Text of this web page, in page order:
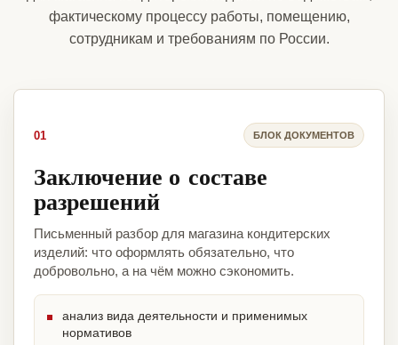
фактическому процессу работы, помещению,
сотрудникам и требованиям по России.
01 БЛОК ДОКУМЕНТОВ
Заключение о составе
разрешений
Письменный разбор для магазина кондитерских
изделий: что оформлять обязательно, что
добровольно, а на чём можно сэкономить.
анализ вида деятельности и применимых
нормативов